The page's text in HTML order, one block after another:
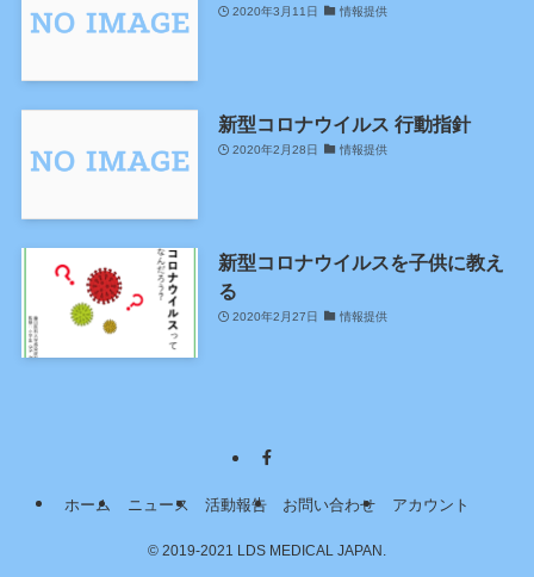
2020年3月11日 情報提供
新型コロナウイルス 行動指針
2020年2月28日 情報提供
新型コロナウイルスを子供に教え
る
2020年2月27日 情報提供
ホーム ニュース 活動報告 お問い合わせ アカウント
© 2019-2021 LDS MEDICAL JAPAN.